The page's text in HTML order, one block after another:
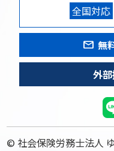
全国対応
mail 無
外
© 社会保険労務士法人